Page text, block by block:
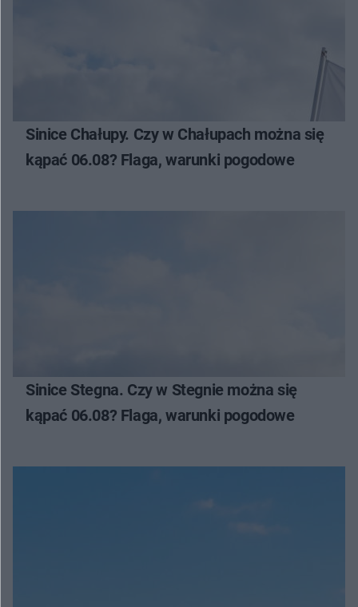
Sinice Chałupy. Czy w Chałupach można się
kąpać 06.08? Flaga, warunki pogodowe
Sinice Stegna. Czy w Stegnie można się
kąpać 06.08? Flaga, warunki pogodowe